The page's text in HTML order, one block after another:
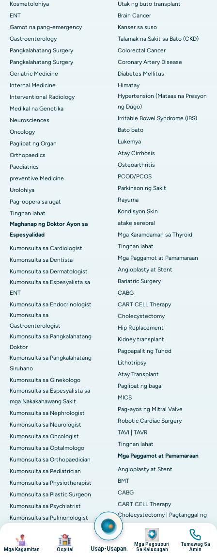
Imahen
Mga Kagamitan
Imahen
Ospital Usap-Usapan
Imahen
Mga Pagsusuri
Sa Kalusugan
Imahen
Tumawag Sa
Amin
Kosmetolohiya
ENT
Gamot na pang-emergency
Gastroenterology
Pangkalahatang Surgery
Pangkalahatang Surgery
Geriatric Medicine
Internal Medicine
Interventional Radiology
Medikal na Genetika
Neurosciences
Oncology
Paglipat ng Organ
Orthopaedics
Paediatrics
preventive Medicine
Urolohiya
Pag-oopera sa ugat
Tingnan lahat
Maghanap ng Doktor Ayon sa
Espesyalidad
Kumonsulta sa Cardiologist
Kumonsulta sa Dentista
Kumonsulta sa Dermatologist
Kumonsulta sa Espesyalista sa
ENT
Kumonsulta sa Endocrinologist
Kumonsulta sa
Gastroenterologist
Kumonsulta sa Pangkalahatang
Doktor
Kumonsulta sa Pangkalahatang
Siruhano
Kumonsulta sa Ginekologo
Kumonsulta sa Espesyalista sa
mga Nakakahawang Sakit
Kumonsulta sa Nephrologist
Kumonsulta sa Neurologist
Kumonsulta sa Oncologist
Kumonsulta sa Optalmologo
Kumonsulta sa Orthopaedician
Kumonsulta sa Pediatrician
Kumonsulta sa Physiotherapist
Kumonsulta sa Plastic Surgeon
Kumonsulta sa Psychiatrist
Kumonsulta sa Pulmonologist
Kumonsulta sa Siruhano ng
Transplant
Utak ng buto transplant
Brain Cancer
Kanser sa suso
Talamak na Sakit sa Bato (CKD)
Colorectal Cancer
Coronary Artery Disease
Diabetes Mellitus
Himatay
Hypertension (Mataas na Presyon
ng Dugo)
Irritable Bowel Syndrome (IBS)
Bato bato
Lukemya
Atay Cirrhosis
Osteoarthritis
PCOD/PCOS
Parkinson ng Sakit
Rayuma
Kondisyon Skin
atake serebral
Mga Karamdaman sa Thyroid
Tingnan lahat
Mga Paggamot at Pamamaraan
Angioplasty at Stent
Bariatric Surgery
CABG
CART CELL Therapy
Cholecystectomy
Hip Replacement
Kidney transplant
Pagpapalit ng Tuhod
Lithotripsy
Atay Transplant
Paglipat ng baga
MICS
Pag-ayos ng Mitral Valve
Robotic Cardiac Surgery
TAVI | TAVR
Tingnan lahat
Mga Paggamot at Pamamaraan
Angioplasty at Stent
BMT
CABG
CART CELL Therapy
Cholecystectomy | Pagtanggal ng
Gall Bladder
Hysterectomy
Kidney transplant